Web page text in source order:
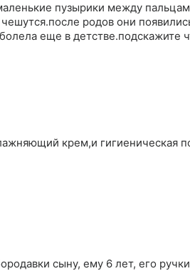
пузырики между
родов они
еще в детстве.подскажите
крем,и гигиеническая
сыну, ему 6 лет, его